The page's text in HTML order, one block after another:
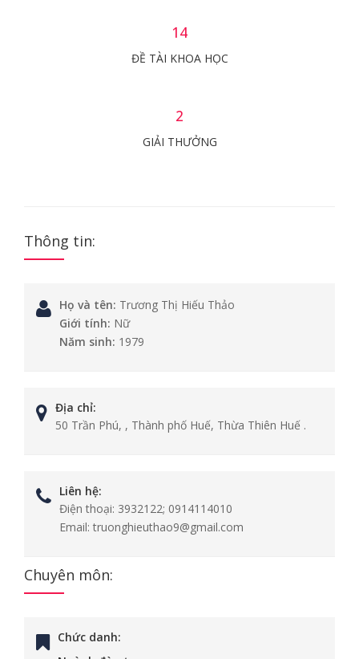
14
ĐỀ TÀI KHOA HỌC
2
GIẢI THƯỞNG
Thông tin:
Họ và tên: Trương Thị Hiếu Thảo
Giới tính: Nữ
Năm sinh: 1979
Địa chỉ:
50 Trần Phú, , Thành phố Huế, Thừa Thiên Huế .
Liên hệ:
Điện thoại: 3932122; 0914114010
Email: truonghieuthao9@gmail.com
Chuyên môn:
Chức danh: